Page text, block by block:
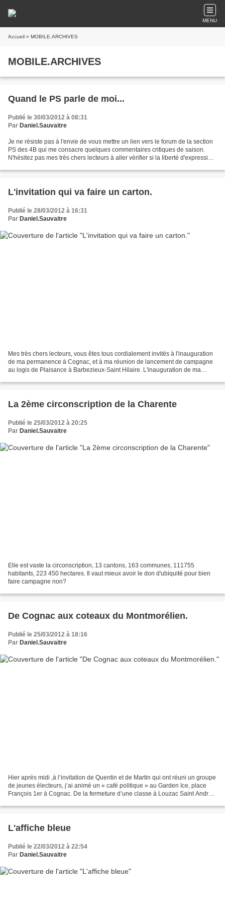
MENU
Accueil » MOBILE.ARCHIVES
MOBILE.ARCHIVES
Quand le PS parle de moi...
Publié le 30/03/2012 à 08:31
Par Daniel.Sauvaitre
Je ne résiste pas à l'envie de vous mettre un lien vers le forum de la section
PS des 4B qui me consacre quelques commentaires critiques de saison.
N'hésitez pas mes très chers lecteurs à aller vérifier si la liberté d'expression
L'invitation qui va faire un carton.
Publié le 28/03/2012 à 16:31
Par Daniel.Sauvaitre
Mes très chers lecteurs, vous êtes tous cordialement invités à l'inauguration
de ma permanence à Cognac, et à ma réunion de lancement de campagne
au logis de Plaisance à Barbezieux-Saint Hilaire. L'inauguration de ma
La 2ème circonscription de la Charente
Publié le 25/03/2012 à 20:25
Par Daniel.Sauvaitre
Elle est vaste la circonscription, 13 cantons, 163 communes, 111755
habitants, 223 450 hectares. Il vaut mieux avoir le don d'ubiquité pour bien
faire campagne non?
De Cognac aux coteaux du Montmorélien.
Publié le 25/03/2012 à 18:16
Par Daniel.Sauvaitre
Hier après midi ,à l’invitation de Quentin et de Martin qui ont réuni un groupe
de jeunes électeurs, j’ai animé un « café politique » au Garden Ice, place
François 1er à Cognac. De la fermeture d’une classe à Louzac Saint André
L'affiche bleue
Publié le 22/03/2012 à 22:54
Par Daniel.Sauvaitre